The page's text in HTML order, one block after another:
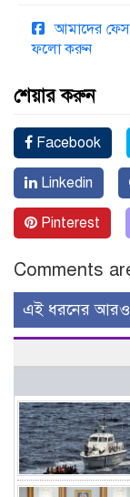
আমাদের
ফলো করুন
শেয়ার করুন
Facebook
Linkedin
Pinterest
Comments
এই ধরনের